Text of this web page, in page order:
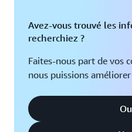
Avez-vous trouvé les
recherchiez ?
Faites-nous part de vos
nous puissions